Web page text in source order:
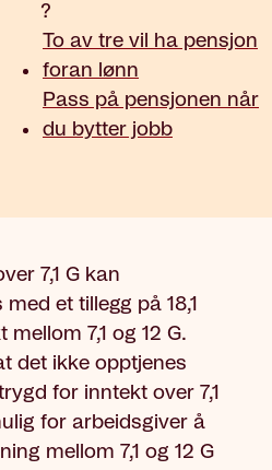
?
To av tre vil ha pensjon
foran lønn
Pass på pensjonen når
du bytter jobb
7,1 G kan
et tillegg på 18,1
7,1 og 12 G.
det ikke opptjenes
for inntekt over 7,1
for arbeidsgiver å
mellom 7,1 og 12 G